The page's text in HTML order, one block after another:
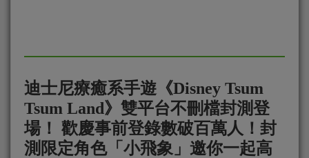
迪士尼療癒系手遊《Disney Tsum
Tsum Land》雙平台不刪檔封測登
場！ 歡慶事前登錄數破百萬人！封
測限定角色「小飛象」邀你一起高